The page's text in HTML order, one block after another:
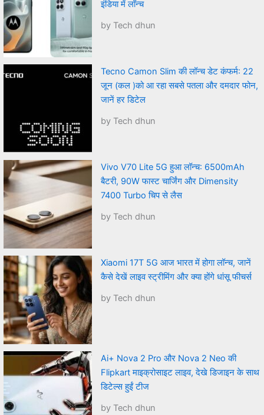
इंडिया में लॉन्च
by Tech dhun
Tecno Camon Slim की लॉन्च डेट कंफर्म: 22
जून (कल )को आ रहा सबसे पतला और दमदार फोन,
जानें हर डिटेल
by Tech dhun
Vivo V70 Lite 5G हुआ लॉन्च: 6500mAh
बैटरी, 90W फास्ट चार्जिंग और Dimensity
7400 Turbo चिप से लैस
by Tech dhun
Xiaomi 17T 5G आज भारत में होगा लॉन्च, जानें
कैसे देखें लाइव स्ट्रीमिंग और क्या होंगे धांसू फीचर्स
by Tech dhun
Ai+ Nova 2 Pro और Nova 2 Neo की
Flipkart माइक्रोसाइट लाइव, देखे डिजाइन के साथ
डिटेल्स हुईं टीज
by Tech dhun